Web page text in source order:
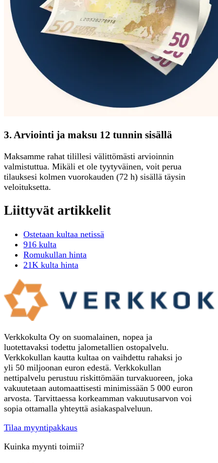
3. Arviointi ja maksu 12 tunnin sisällä
Maksamme rahat tilillesi välittömästi arvioinnin
valmistuttua. Mikäli et ole tyytyväinen, voit perua
tilauksesi kolmen vuorokauden (72 h) sisällä täysin
veloituksetta.
Liittyvät artikkelit
Ostetaan kultaa netissä
916 kulta
Romukullan hinta
21K kulta hinta
Verkkokulta Oy on suomalainen, nopea ja
luotettavaksi todettu jalometallien ostopalvelu.
Verkkokullan kautta kultaa on vaihdettu rahaksi jo
yli 50 miljoonan euron edestä. Verkkokullan
nettipalvelu perustuu riskittömään turvakuoreen, joka
vakuutetaan automaattisesti minimissään 5 000 euron
arvosta. Tarvittaessa korkeamman vakuutusarvon voi
sopia ottamalla yhteyttä asiakaspalveluun.
Tilaa myyntipakkaus
Kuinka myynti toimii?